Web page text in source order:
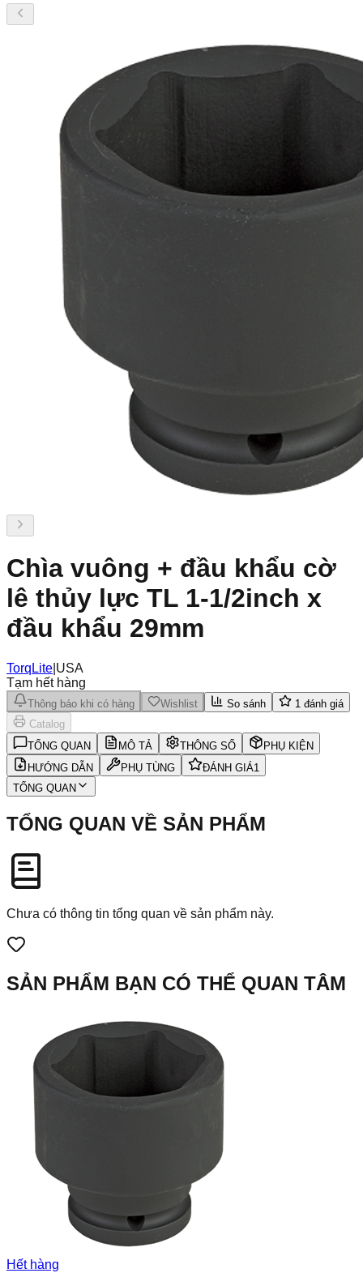
Chìa vuông + đầu khẩu cờ
lê thủy lực TL 1-1/2inch x
đầu khẩu 29mm
TorqLite USA
Tạm hết hàng
Thông báo khi có hàng Wishlist So sánh 1 đánh giá
Catalog
TỔNG QUAN
MÔ TẢ THÔNG SỐ
PHỤ KIỆN
HƯỚNG DẪN
PHỤ TÙNG ĐÁNH GIÁ1
TỔNG QUAN
TỔNG QUAN VỀ SẢN PHẨM
Chưa có thông tin tổng quan về sản phẩm này.
SẢN PHẨM BẠN CÓ THỂ QUAN TÂM
Hết hàng